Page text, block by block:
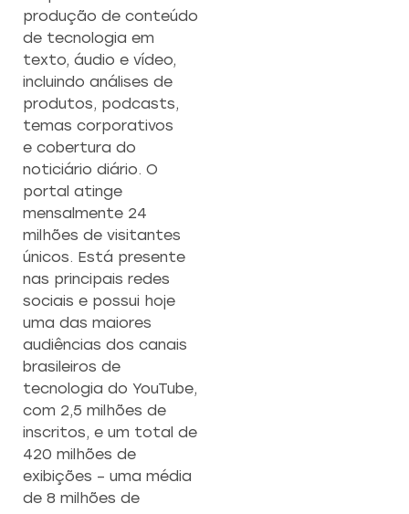
produção de conteúdo
de tecnologia em
texto, áudio e vídeo,
incluindo análises de
produtos, podcasts,
temas corporativos
e cobertura do
noticiário diário. O
portal atinge
mensalmente 24
milhões de visitantes
únicos. Está presente
nas principais redes
sociais e possui hoje
uma das maiores
audiências dos canais
brasileiros de
tecnologia do YouTube,
com 2,5 milhões de
inscritos, e um total de
420 milhões de
exibições – uma média
de 8 milhões de